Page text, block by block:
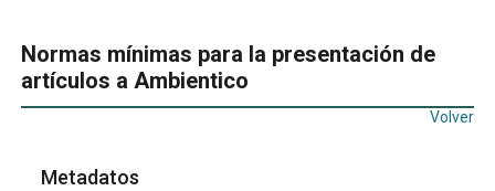
Normas mínimas para la presentación de
artículos a Ambientico
Volver
Metadatos